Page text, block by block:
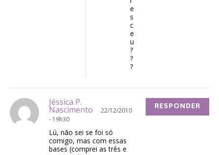
e
s
c
e
u
?
?
?
Jéssica P.
Nascimento
22/12/2010
- 19h30
Lú, não sei se foi só
comigo, mas com essas
bases (comprei as três e
RESPONDER